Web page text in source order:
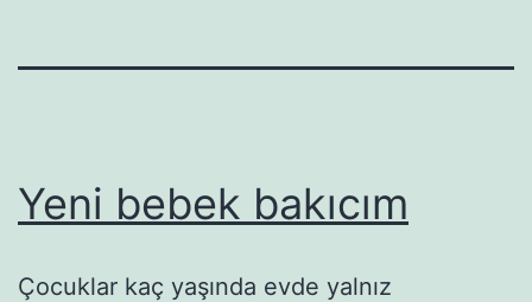
Yeni bebek bakıcım
Çocuklar kaç yaşında evde yalnız